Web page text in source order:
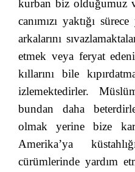
kurban biz olduğumuz
canımızı yaktığı
arkalarını
etmek veya feryat
kıllarını bile
izlemektedirler.
bundan daha
olmak yerine bize
Amerika’ya
cürümlerinde yardım